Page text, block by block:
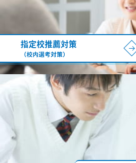
指定校推薦対策
（校内選考対策）